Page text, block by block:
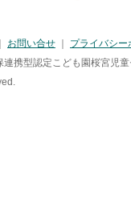
お問い合せ
プライバシー
携型認定こども園桜宮児